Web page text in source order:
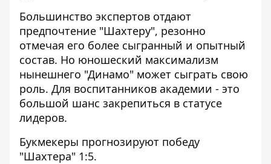
Большинство экспертов отдают
предпочтение "Шахтеру", резонно
отмечая его более сыгранный и опытный
состав. Но юношеский максимализм
нынешнего "Динамо" может сыграть свою
роль. Для воспитанников академии - это
большой шанс закрепиться в статусе
лидеров.
Букмекеры прогнозируют победу
"Шахтера" 1:5.